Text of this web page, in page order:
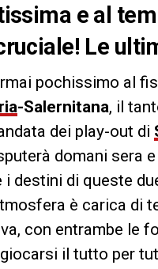
e al
Le
pochissimo al
-Salernitana, il
dei play-out di
domani sera
i destini di queste
è carica di
con entrambe le
il tutto per